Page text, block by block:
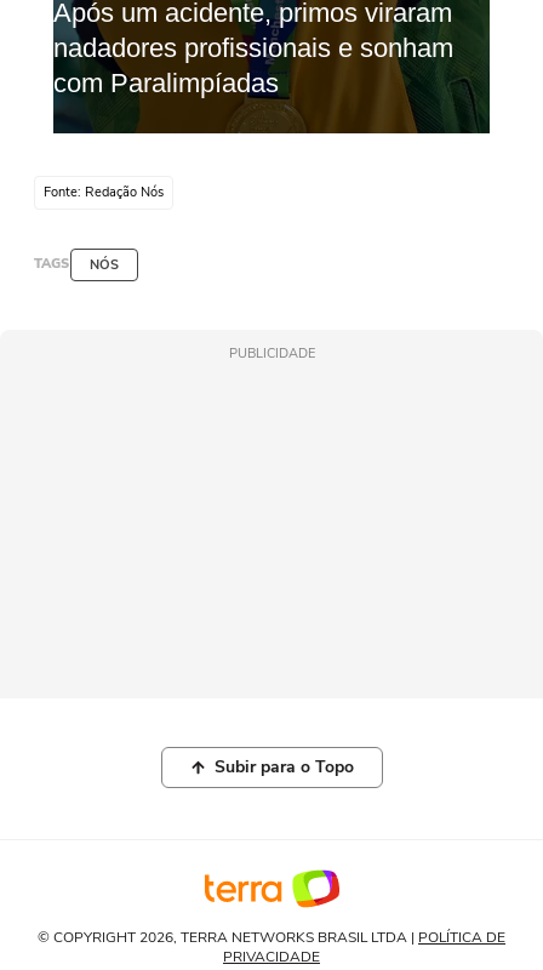
Fonte: Redação Nós
TAGS NÓS
PUBLICIDADE
Subir para o Topo
© COPYRIGHT 2026, TERRA NETWORKS BRASIL LTDA | POLÍTICA DE
PRIVACIDADE